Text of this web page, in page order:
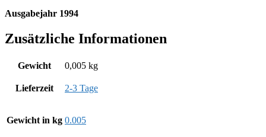
Ausgabejahr 1994
Zusätzliche Informationen
Gewicht 0,005 kg
Lieferzeit 2-3 Tage
Gewicht in kg 0.005